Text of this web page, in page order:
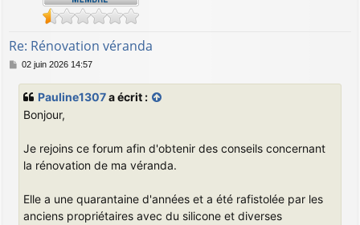
Re: Rénovation véranda
M
02 juin 2026 14:57
Pauline1307a écrit :
Bonjour,
Je rejoins ce forum afin d'obtenir des conseils concernant
la rénovation de ma véranda.
Elle a une quarantaine d'années et a été rafistolée par les
anciens propriétaires avec du silicone et diverses